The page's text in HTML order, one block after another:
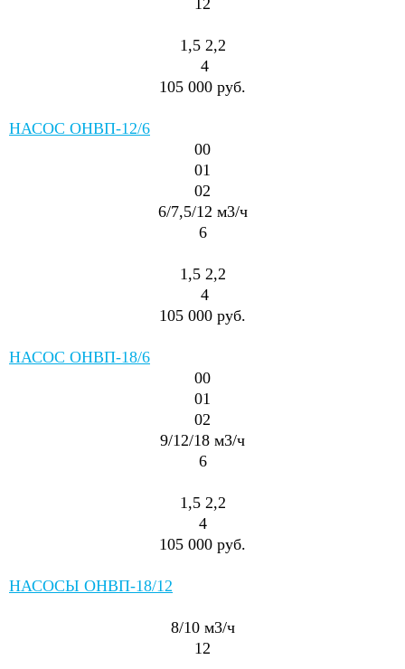
12
1,5 2,2
4
105 000 руб.
НАСОС ОНВП-12/6
00
01
02
6/7,5/12 м3/ч
6
1,5 2,2
4
105 000 руб.
НАСОС ОНВП-18/6
00
01
02
9/12/18 м3/ч
6
1,5 2,2
4
105 000 руб.
НАСОСЫ ОНВП-18/12
8/10 м3/ч
12